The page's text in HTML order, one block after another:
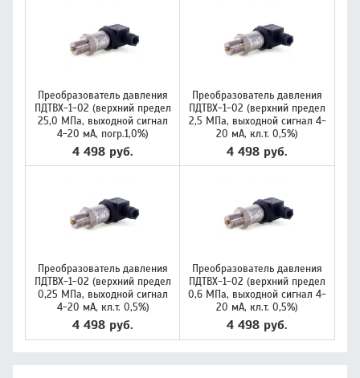
Преобразователь давления
ПДТВХ-1-02 (верхний предел
25,0 МПа, выходной сигнал
4-20 мА, погр.1,0%)
4 498 руб.
Преобразователь давления
ПДТВХ-1-02 (верхний предел
2,5 МПа, выходной сигнал 4-
20 мА, кл.т. 0,5%)
4 498 руб.
Преобразователь давления
ПДТВХ-1-02 (верхний предел
0,25 МПа, выходной сигнал
4-20 мА, кл.т. 0,5%)
4 498 руб.
Преобразователь давления
ПДТВХ-1-02 (верхний предел
0,6 МПа, выходной сигнал 4-
20 мА, кл.т. 0,5%)
4 498 руб.